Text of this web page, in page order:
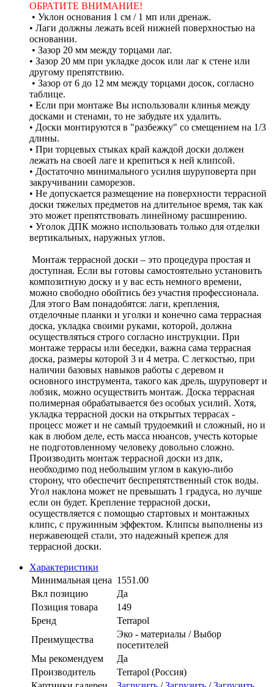
ОБРАТИТЕ ВНИМАНИЕ!
• Уклон основания 1 см / 1 мп или дренаж.
• Лаги должны лежать всей нижней поверхностью на
основании.
• Зазор 20 мм между торцами лаг.
• Зазор 20 мм при укладке досок или лаг к стене или
другому препятствию.
• Зазор от 6 до 12 мм между торцами досок, согласно
таблице.
• Если при монтаже Вы использовали клинья между
досками и стенами, то не забудьте их удалить.
• Доски монтируются в "разбежку" со смещением на 1/3
длины.
• При торцевых стыках край каждой доски должен
лежать на своей лаге и крепиться к ней клипсой.
• Достаточно минимального усилия шуруповерта при
закручивании саморезов.
• Не допускается размещение на поверхности террасной
доски тяжелых предметов на длительное время, так как
это может препятствовать линейному расширению.
• Уголок ДПК можно использовать только для отделки
вертикальных, наружных углов.
Монтаж террасной доски – это процедура простая и
доступная. Если вы готовы самостоятельно установить
композитную доску и у вас есть немного времени,
можно свободно обойтись без участия профессионала.
Для этого Вам понадобятся: лаги, крепления,
отделочные планки и уголки и конечно сама террасная
доска, укладка своими руками, которой, должна
осуществляться строго согласно инструкции. При
монтаже террасы или беседки, важна сама террасная
доска, размеры которой 3 и 4 метра. С легкостью, при
наличии базовых навыков работы с деревом и
основного инструмента, такого как дрель, шуруповерт и
лобзик, можно осуществить монтаж. Доска террасная
полимерная обрабатывается без особых усилий. Хотя,
укладка террасной доски на открытых террасах -
процесс может и не самый трудоемкий и сложный, но и
как в любом деле, есть масса нюансов, учесть которые
не подготовленному человеку довольно сложно.
Производить монтаж террасной доски из дпк,
необходимо под небольшим углом в какую-либо
сторону, что обеспечит беспрепятственный сток воды.
Угол наклона может не превышать 1 градуса, но лучше
если он будет. Крепление террасной доски,
осуществляется с помощью стартовых и монтажных
клипс, с пружинным эффектом. Клипсы выполнены из
нержавеющей стали, это надежный крепеж для
террасной доски.
Характеристики
Минимальная цена 1551.00
Вкл позицию
Да
Позиция товара
149
Бренд
Terrapol
Преимущества
Эко - материалы / Выбор
посетителей
Мы рекомендуем
Да
Производитель
Terrapol (Россия)